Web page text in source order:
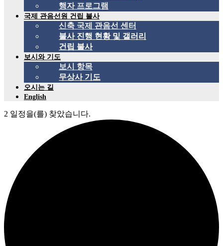
행자 프로그램
국제 관음선원 건립 불사
신축 국제 관음선 센터
불사 진행 현황 및 갤러리
건립 불사
보시와 기도
보시 항목
무상사 기도
오시는 길
English
2 일정을(를) 찾았습니다.